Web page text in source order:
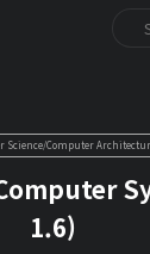
Science/Computer
1.6)